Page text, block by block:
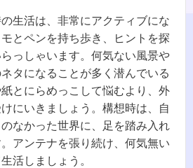
生活は、非常にアクティブにな
とペンを持ち歩き、ヒントを探
っしゃいます。何気ない風景や
タになることが多く潜んでいる
とにらめっこして悩むより、外
にいきましょう。構想時は、自
なかった世界に、足を踏み入れ
アンテナを張り続け、何気無い
活しましょう。